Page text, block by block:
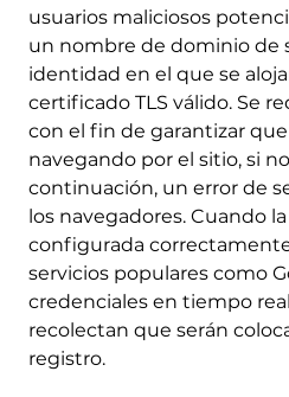
usuarios maliciosos
un nombre de dominio de
identidad en el que se
certificado TLS válido. Se
con el fin de garantizar
navegando por el sitio, si
continuación, un error de
los navegadores. Cuando
configurada
servicios populares como
credenciales en tiempo
recolectan que serán
registro.